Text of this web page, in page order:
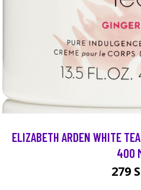
ELIZABETH ARDEN WHITE
400
279